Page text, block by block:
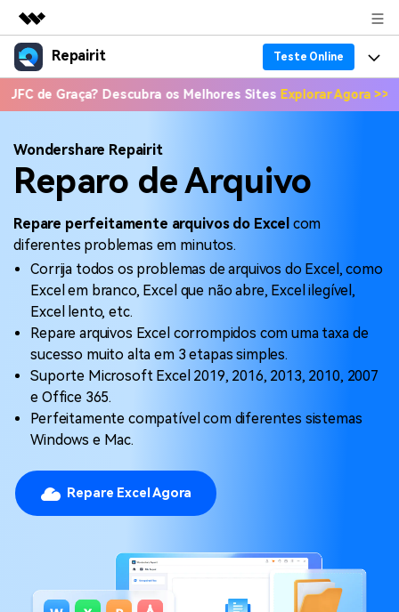
Produtos em destaque
Criatividade digital com IA generativa
Negócios
Soluções
Sobre nós
Sala de imprensa
Loja
Suporte
Repairit Teste Online
Produtos
Recuperação de dados
Reparo de arquivo corrompido
Repairit for Email
Backup de dados
Funcionalidades
Recuperação de Dados
Reparação de Vídeos
Backup de Dados
Guia em Vídeo
Por que Repairit
Soluções para Arquivos
Soluções para Computador
Soluções para Dispositivos de Armazenamento
PROCURE MAIS SOLUÇÕES
Recursos
Suporte
Sobre Nós
Revisão
Teste Online Entrar
Descubra os Melhores SitesExplorar Agora >> 📣 Onde
Wondershare Repairit
Reparo de Arquivo
Repare perfeitamente arquivos do Excel com
diferentes problemas em minutos.
Corrija todos os problemas de arquivos do Excel, como
Excel em branco, Excel que não abre, Excel ilegível,
Excel lento, etc.
Repare arquivos Excel corrompidos com uma taxa de
sucesso muito alta em 3 etapas simples.
Suporte Microsoft Excel 2019, 2016, 2013, 2010, 2007
e Office 365.
Perfeitamente compatível com diferentes sistemas
Windows e Mac.
Repare Excel Agora